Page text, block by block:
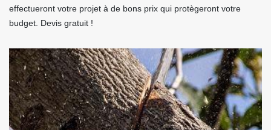
effectueront votre projet à de bons prix qui protègeront votre
budget. Devis gratuit !